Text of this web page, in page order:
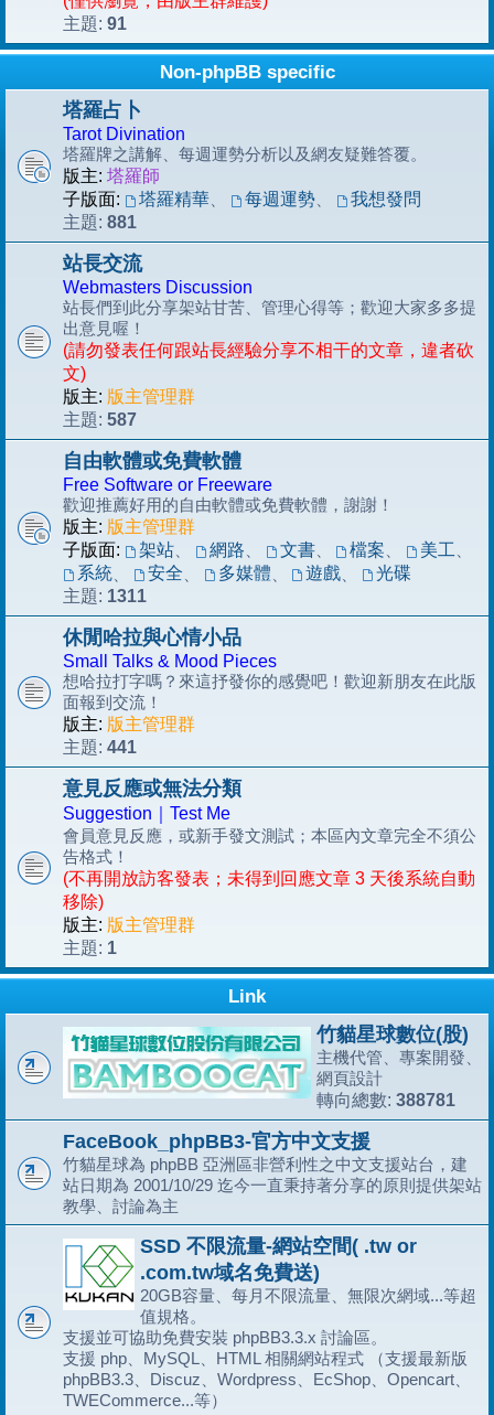
主題: 91
Non-phpBB specific
塔羅占卜
Tarot Divination
塔羅牌之講解、每週運勢分析以及網友疑難答覆。
版主: 塔羅師
子版面:
塔羅精華、 每週運勢、
我想發問
主題: 881
站長交流
Webmasters Discussion
站長們到此分享架站甘苦、管理心得等；歡迎大家多多提
出意見喔！
(請勿發表任何跟站長經驗分享不相干的文章，違者砍
文)
版主: 版主管理群
主題: 587
自由軟體或免費軟體
Free Software or Freeware
歡迎推薦好用的自由軟體或免費軟體，謝謝！
版主: 版主管理群
子版面:
架站、 網路 文書、 檔案 美工
系統、 安全 多媒體 遊戲
光碟
主題: 1311
休閒哈拉與心情小品
Small Talks & Mood Pieces
想哈拉打字嗎？來這抒發你的感覺吧！歡迎新朋友在此版
面報到交流！
版主: 版主管理群
主題: 441
意見反應或無法分類
Suggestion｜Test Me
會員意見反應，或新手發文測試；本區內文章完全不須公
告格式！
(不再開放訪客發表；未得到回應文章 3 天後系統自動
移除)
版主: 版主管理群
主題: 1
Link
竹貓星球數位(股)
主機代管、專案開發、
網頁設計
轉向總數: 388781
FaceBook_phpBB3-官方中文支援
竹貓星球為 phpBB 亞洲區非營利性之中文支援站台，建
站日期為 2001/10/29 迄今一直秉持著分享的原則提供架站
教學、討論為主
SSD 不限流量-網站空間( .tw or
.com.tw域名免費送)
20GB容量、每月不限流量、無限次網域...等超
值規格。
支援並可協助免費安裝 phpBB3.3.x 討論區。
支援 php、MySQL、HTML 相關網站程式 （支援最新版
phpBB3.3、Discuz、Wordpress、EcShop、Opencart、
TWECommerce...等）